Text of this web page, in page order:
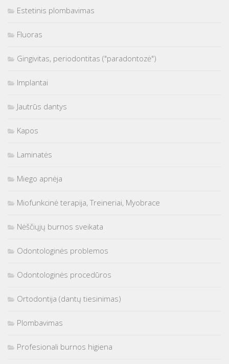
Estetinis plombavimas
Fluoras
Gingivitas, periodontitas ("paradontozė")
Implantai
Jautrūs dantys
Kapos
Laminatės
Miego apnėja
Miofunkcinė terapija, Treineriai, Myobrace
Nėščiųjų burnos sveikata
Odontologinės problemos
Odontologinės procedūros
Ortodontija (dantų tiesinimas)
Plombavimas
Profesionali burnos higiena